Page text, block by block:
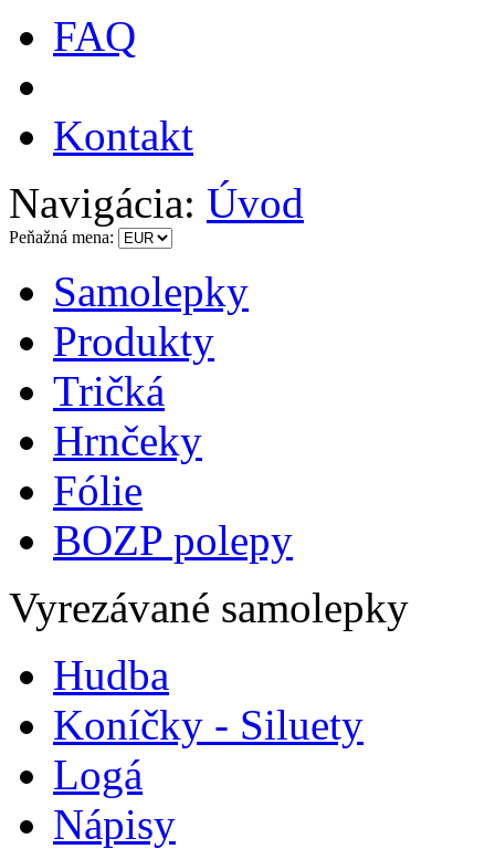
FAQ
Kontakt
Navigácia: Úvod
Peňažná mena:
Samolepky
Produkty
Tričká
Hrnčeky
Fólie
BOZP polepy
Vyrezávané samolepky
Hudba
Koníčky - Siluety
Logá
Nápisy